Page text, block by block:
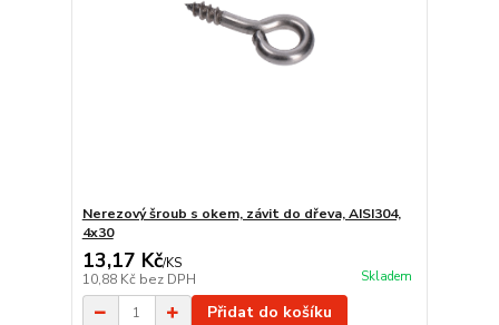
Nerezový šroub s okem, závit do dřeva, AISI304,
4x30
13,17 Kč/KS
10,88 Kč bez DPH Skladem
Přidat do košíku